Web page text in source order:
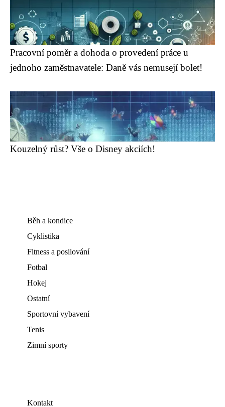
Pracovní poměr a dohoda o provedení práce u
jednoho zaměstnavatele: Daně vás nemusejí bolet!
Kouzelný růst? Vše o Disney akciích!
Běh a kondice
Cyklistika
Fitness a posilování
Fotbal
Hokej
Ostatní
Sportovní vybavení
Tenis
Zimní sporty
Kontakt